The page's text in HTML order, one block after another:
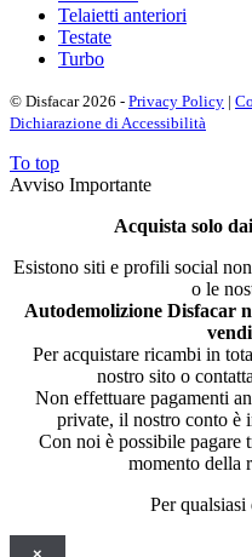
Telaietti anteriori
Testate
Turbo
© Disfacar 2026 - Privacy Policy |
Dichiarazione di Accessibilità
To top
Avviso Importante
Acquista solo
Esistono siti e profili social
o le
Autodemolizione Disfacar
Per acquistare ricambi in
nostro sito o
Non effettuare pagamenti
private, il nostro conto è
Con noi è possibile pagare
momento della
Per qualsiasi